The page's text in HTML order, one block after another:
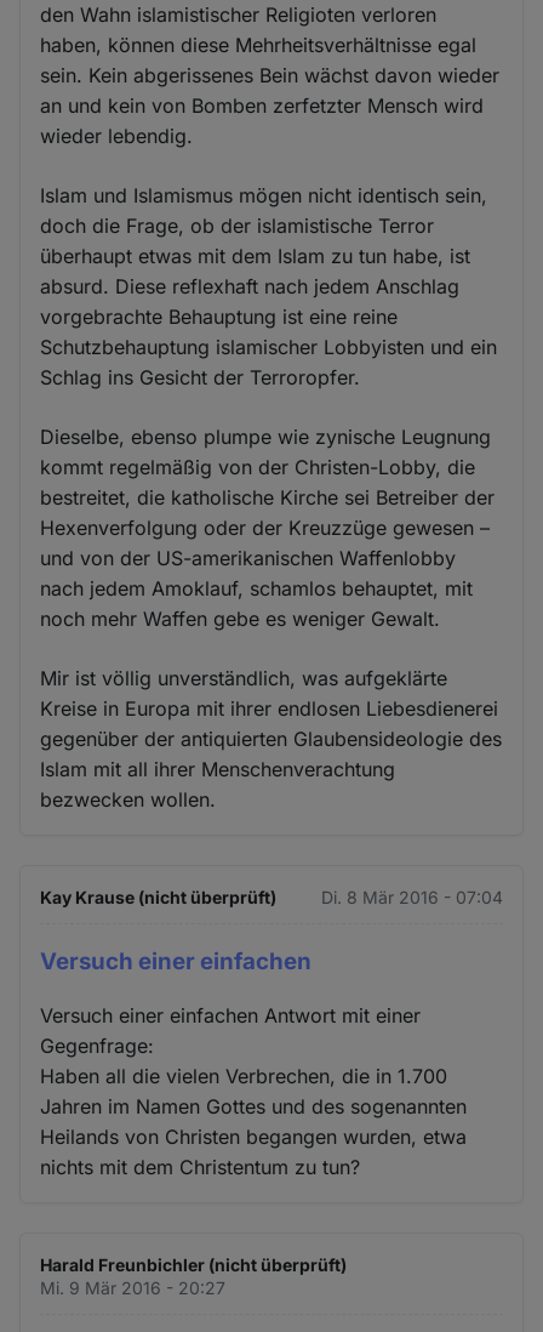
den Wahn islamistischer Religioten verloren
haben, können diese Mehrheitsverhältnisse egal
sein. Kein abgerissenes Bein wächst davon wieder
an und kein von Bomben zerfetzter Mensch wird
wieder lebendig.
Islam und Islamismus mögen nicht identisch sein,
doch die Frage, ob der islamistische Terror
überhaupt etwas mit dem Islam zu tun habe, ist
absurd. Diese reflexhaft nach jedem Anschlag
vorgebrachte Behauptung ist eine reine
Schutzbehauptung islamischer Lobbyisten und ein
Schlag ins Gesicht der Terroropfer.
Dieselbe, ebenso plumpe wie zynische Leugnung
kommt regelmäßig von der Christen-Lobby, die
bestreitet, die katholische Kirche sei Betreiber der
Hexenverfolgung oder der Kreuzzüge gewesen –
und von der US-amerikanischen Waffenlobby
nach jedem Amoklauf, schamlos behauptet, mit
noch mehr Waffen gebe es weniger Gewalt.
Mir ist völlig unverständlich, was aufgeklärte
Kreise in Europa mit ihrer endlosen Liebesdienerei
gegenüber der antiquierten Glaubensideologie des
Islam mit all ihrer Menschenverachtung
bezwecken wollen.
Kay Krause (nicht überprüft) Di. 8 Mär 2016 - 07:04
Versuch einer einfachen
Versuch einer einfachen Antwort mit einer
Gegenfrage:
Haben all die vielen Verbrechen, die in 1.700
Jahren im Namen Gottes und des sogenannten
Heilands von Christen begangen wurden, etwa
nichts mit dem Christentum zu tun?
Harald Freunbichler (nicht überprüft)
Mi. 9 Mär 2016 - 20:27